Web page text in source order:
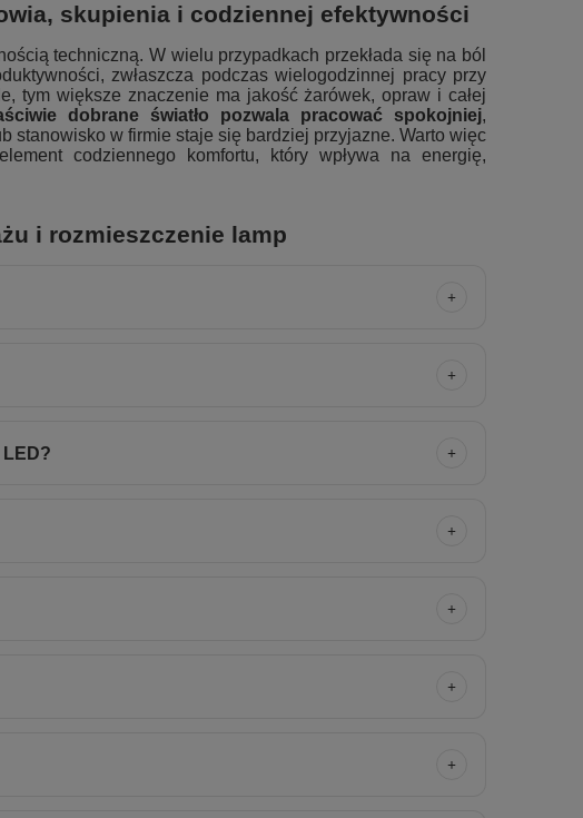
skupienia i codziennej efektywności
techniczną. W wielu przypadkach przekłada się na ból
zwłaszcza podczas wielogodzinnej pracy przy
tym większe znaczenie ma jakość żarówek, opraw i całej
dobrane światło pozwala pracować spokojniej,
stanowisko w firmie staje się bardziej przyjazne. Warto więc
codziennego komfortu, który wpływa na energię,
i rozmieszczenie lamp